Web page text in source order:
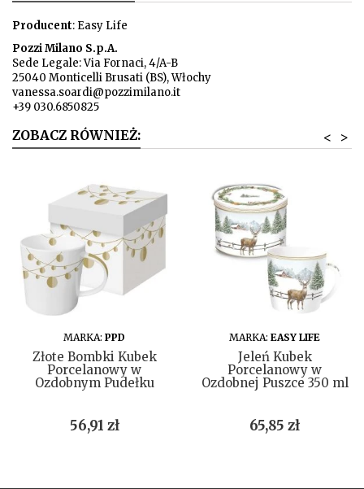
Producent: Easy Life
Pozzi Milano S.p.A.
Sede Legale: Via Fornaci, 4/A-B
25040 Monticelli Brusati (BS), Włochy
vanessa.soardi@pozzimilano.it
+39 030.6850825
ZOBACZ RÓWNIEŻ: >
<
DO KOSZYKA
MARKA: PPD
Złote Bombki Kubek
Porcelanowy w
Ozdobnym Pudełku
Cena
56,91 zł
DO KOSZYKA
MARKA: EASY LIFE
Jeleń Kubek
Porcelanowy w
Ozdobnej Puszce 350 ml
Cena
65,85 zł